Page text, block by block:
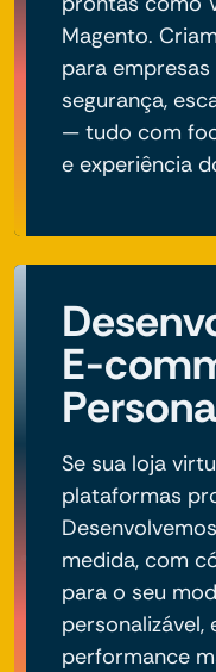
Magento.
para
segurança,
— tudo com
e experiência
E-
Se sua loja
plataformas
medida, com
para o seu
personalizável,
performance